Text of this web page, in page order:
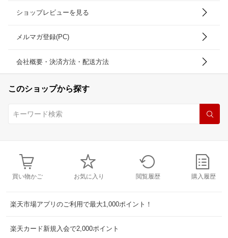
ショップレビューを見る
メルマガ登録(PC)
会社概要・決済方法・配送方法
このショップから探す
買い物かご お気に入り 閲覧履歴 購入履歴
楽天市場アプリのご利用で最大1,000ポイント！
楽天カード新規入会で2,000ポイント